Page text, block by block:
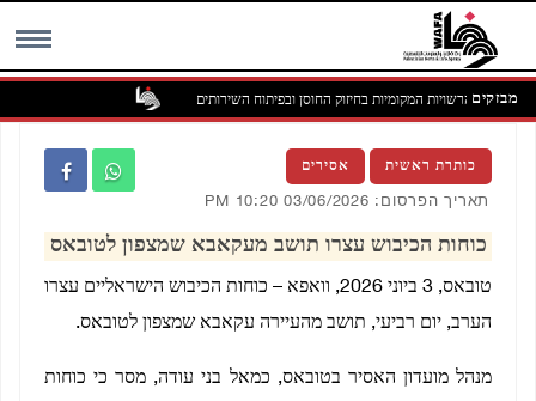
מבזקיםהרשויות המקומיות בחיזוק החוסן ובפיתוח השירותים
כותרת ראשית אסירים
תאריך הפרסום: 03/06/2026 10:20 PM
כוחות הכיבוש עצרו תושב מעקאבא שמצפון לטובאס
טובאס, 3 ביוני 2026, וואפא – כוחות הכיבוש הישראליים עצרו
הערב, יום רביעי, תושב מהעיירה עקאבא שמצפון לטובאס.
מנהל מועדון האסיר בטובאס, כמאל בני עודה, מסר כי כוחות